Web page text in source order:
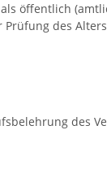
öffentlich
des
des